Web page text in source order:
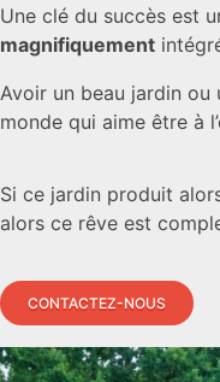
Une clé du succès est
magnifiquement
Avoir un beau jardin
monde qui aime être à
Si ce jardin produit
alors ce rêve est
CONTACTEZ-NOUS